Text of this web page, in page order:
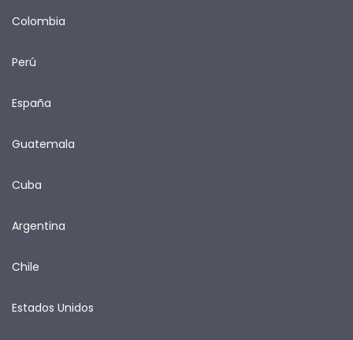
Colombia
Perú
España
Guatemala
Cuba
Argentina
Chile
Estados Unidos